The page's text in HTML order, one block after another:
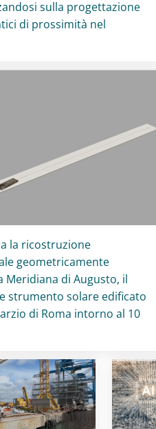
sulla progettazione
di prossimità nel
la ricostruzione
geometricamente
Meridiana di Augusto, il
strumento solare edificato
di Roma intorno al 10